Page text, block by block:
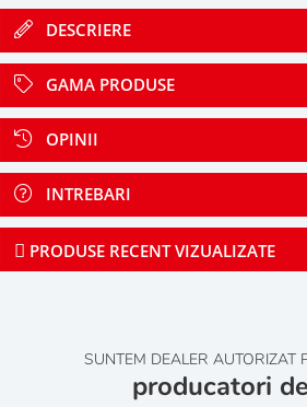
DESCRIERE
GAMA PRODUSE
OPINII
INTREBARI
PRODUSE RECENT VIZUALIZATE
SUNTEM DEALER AUTORIZAT
producatori